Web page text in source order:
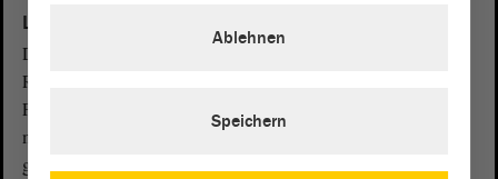
Landesverfassungsgericht
Das Landesverfassungsgericht stellt das höchste
Rechtsprechungsorgan des Landes Sachsen-Anhalt dar. Sein
Präsident sowie sechs weitere Richterinnen und Richter werden
mit Zweidrittelmehrheit durch den Landtag für sieben Jahre
gewählt und agieren unabhängig vom Parlament. Das Gericht
Ablehnen
Speichern